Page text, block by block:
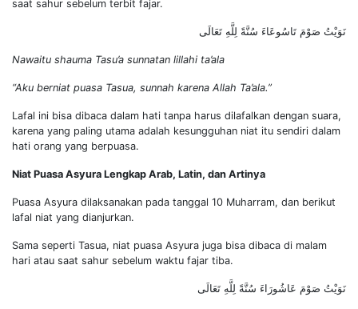
saat sahur sebelum terbit fajar.
نَوَيْتُ صَوْمَ تَاسُوعَاءَ سُنَّةً لِلَّهِ تَعَالَى
Nawaitu shauma Tasu’a sunnatan lillahi ta’ala
“Aku berniat puasa Tasua, sunnah karena Allah Ta’ala.”
Lafal ini bisa dibaca dalam hati tanpa harus dilafalkan dengan suara,
karena yang paling utama adalah kesungguhan niat itu sendiri dalam
hati orang yang berpuasa.
Niat Puasa Asyura Lengkap Arab, Latin, dan Artinya
Puasa Asyura dilaksanakan pada tanggal 10 Muharram, dan berikut
lafal niat yang dianjurkan.
Sama seperti Tasua, niat puasa Asyura juga bisa dibaca di malam
hari atau saat sahur sebelum waktu fajar tiba.
نَوَيْتُ صَوْمَ عَاشُورَاءَ سُنَّةً لِلَّهِ تَعَالَى